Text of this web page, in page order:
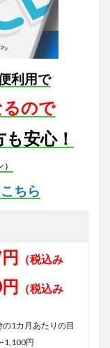
利用で
ので
安心！
ちら
（税込み
（税込み
1カ月あたりの目
円